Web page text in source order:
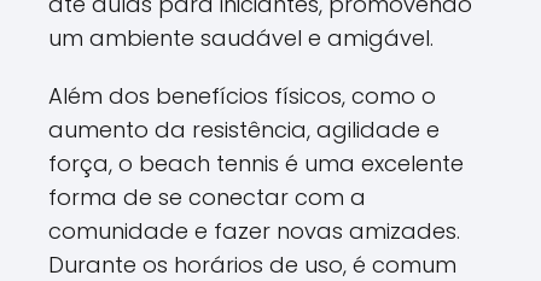
um ambiente saudável e amigável.
Além dos benefícios físicos, como o
aumento da resistência, agilidade e
força, o beach tennis é uma excelente
forma de se conectar com a
comunidade e fazer novas amizades.
Durante os horários de uso, é comum